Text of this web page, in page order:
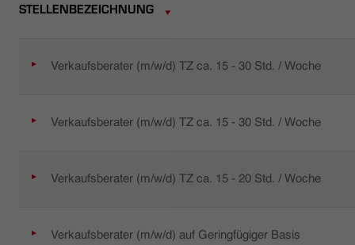
STELLENBEZEICHNUNG
Verkaufsberater (m/w/d) TZ ca. 15 - 30 Std. / Woche
Verkaufsberater (m/w/d) TZ ca. 15 - 30 Std. / Woche
Verkaufsberater (m/w/d) TZ ca. 15 - 20 Std. / Woche
Verkaufsberater (m/w/d) auf Geringfügiger Basis